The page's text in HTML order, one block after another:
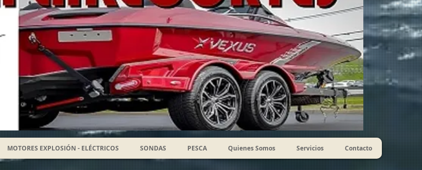
MOTORES EXPLOSIÓN - ELÉCTRICOS SONDAS PESCA Quienes Somos Servicios Contacto